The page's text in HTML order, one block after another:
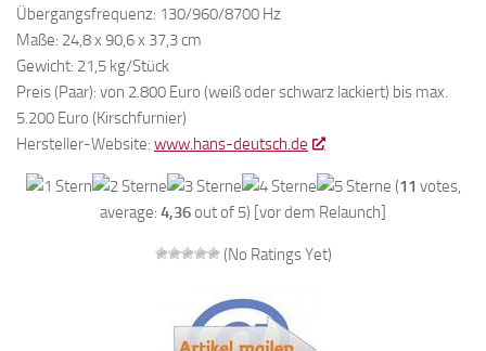
Übergangsfrequenz: 130/960/8700 Hz
Maße: 24,8 x 90,6 x 37,3 cm
Gewicht: 21,5 kg/Stück
Preis (Paar): von 2.800 Euro (weiß oder schwarz lackiert) bis max.
5.200 Euro (Kirschfurnier)
Hersteller-Website: www.hans-deutsch.de
(11 votes,
average: 4,36out of 5) [vor dem Relaunch]
(No Ratings Yet)